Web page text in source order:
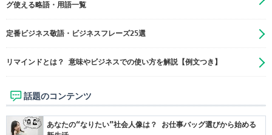
グ使える略語・用語一覧
定番ビジネス敬語・ビジネスフレーズ25選
リマインドとは？ 意味やビジネスでの使い方を解説【例文つき】
話題のコンテンツ
あなたの“なりたい”社会人像は？ お仕事バッグ選びから始める